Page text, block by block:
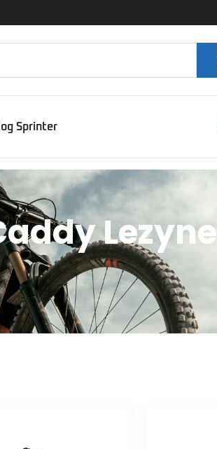
Sprinter
Lezyne